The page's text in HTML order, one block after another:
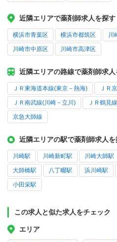
近隣エリアで薬剤師求人を探す
横浜市青葉区 横浜市都筑区 川
川崎市中原区 川崎市高津区
近隣エリアの路線で薬剤師求
ＪＲ東海道本線(東京－熱海) ＪＲ
ＪＲ南武線(川崎－立川) ＪＲ鶴見
京急大師線
近隣エリアの駅で薬剤師求人を
川崎駅 川崎新町駅 川崎大師駅
大師橋駅 八丁畷駅 浜川崎駅
小田栄駅
この求人と似た求人をチェック
エリア